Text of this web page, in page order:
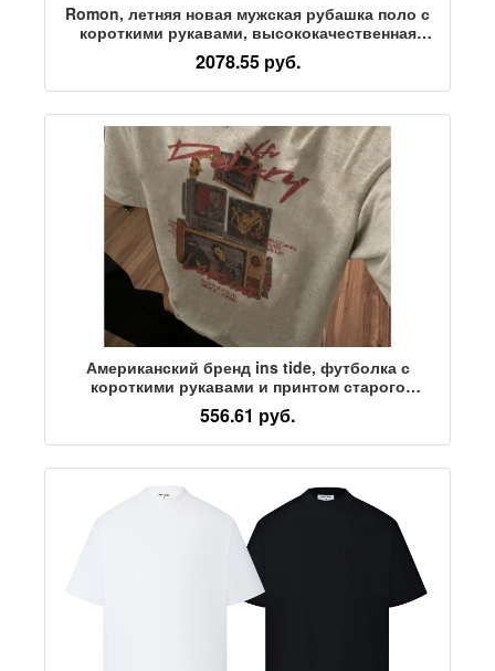
Romon, летняя новая мужская рубашка поло с
короткими рукавами, высококачественная
деловая повседневная красивая футболка с
отворотом и принтом, мужская футболка с
короткими рукавами
2078.55 руб.
Американский бренд ins tide, футболка с
короткими рукавами и принтом старого
телевизора, мужская летняя дизайнерская
футболка в стиле ретро, повседневный топ из
плотного хлопка
556.61 руб.